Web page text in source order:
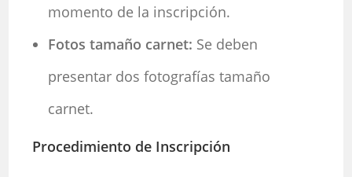
momento de la inscripción.
Fotos tamaño carnet: Se deben
presentar dos fotografías tamaño
carnet.
Procedimiento de Inscripción